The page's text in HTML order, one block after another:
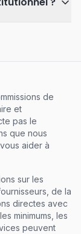
de
et
pas le
que nous
aider à
sur les
de la
directes avec
minimums, les
peuvent